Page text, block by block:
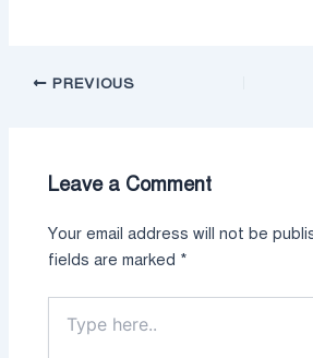
PREVIOUS
Leave a Comment
Your email address will not be
fields are marked *
here..